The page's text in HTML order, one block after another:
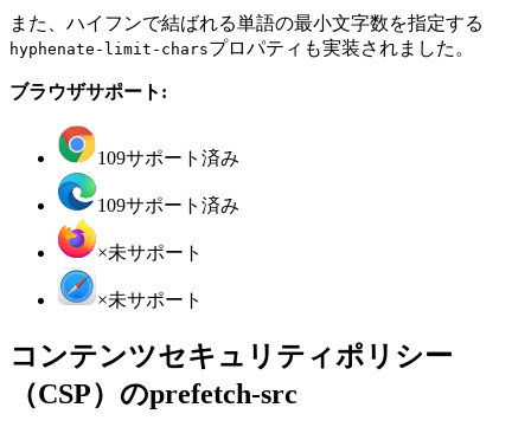
また、ハイフンで結ばれる単語の最小文字数を指定する
hyphenate-limit-charsプロパティも実装されました。
ブラウザサポート:
109サポート済み
109サポート済み
×未サポート
×未サポート
コンテンツセキュリティポリシー
（CSP）のprefetch-src